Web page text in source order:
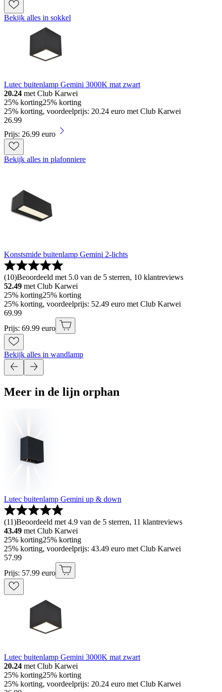
Bekijk alles in sokkel
Lutec buitenlamp Gemini 3000K mat zwart
20.24 met Club Karwei
25% korting25% korting
25% korting, voordeelprijs: 20.24 euro met Club Karwei
26.99
Prijs: 26.99 euro
Bekijk alles in plafonniere
Konstsmide buitenlamp Gemini 2-lichts
(10)Beoordeeld met 5.0 van de 5 sterren, 10 klantreviews
52.49 met Club Karwei
25% korting25% korting
25% korting, voordeelprijs: 52.49 euro met Club Karwei
69.99
Prijs: 69.99 euro
Bekijk alles in wandlamp
Meer in de lijn orphan
Lutec buitenlamp Gemini up & down
(11)Beoordeeld met 4.9 van de 5 sterren, 11 klantreviews
43.49 met Club Karwei
25% korting25% korting
25% korting, voordeelprijs: 43.49 euro met Club Karwei
57.99
Prijs: 57.99 euro
Lutec buitenlamp Gemini 3000K mat zwart
20.24 met Club Karwei
25% korting25% korting
25% korting, voordeelprijs: 20.24 euro met Club Karwei